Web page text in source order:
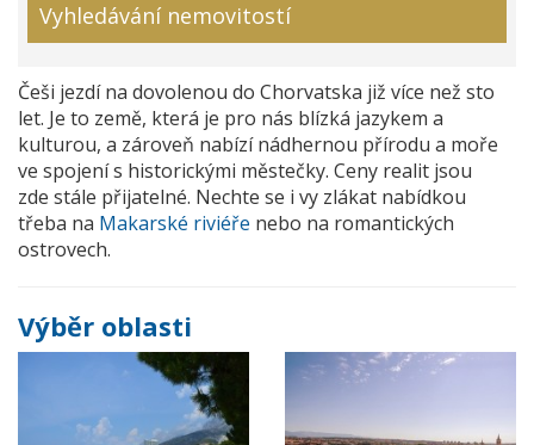
Vyhledávání nemovitostí
Češi jezdí na dovolenou do Chorvatska již více než sto
let. Je to země, která je pro nás blízká jazykem a
kulturou, a zároveň nabízí nádhernou přírodu a moře
ve spojení s historickými městečky. Ceny realit jsou
zde stále přijatelné. Nechte se i vy zlákat nabídkou
třeba na Makarské riviéře nebo na romantických
ostrovech.
Výběr oblasti